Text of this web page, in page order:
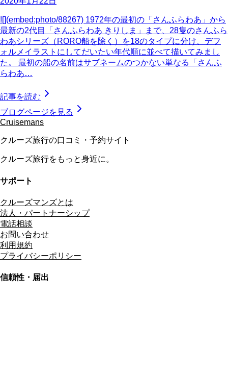
![](embed:photo/88267) 1972年の最初の「さんふらわあ」から
最新の2代目「さんふらわあ きりしま」まで、28隻のさんふら
わあシリーズ（RORO船を除く）を18のタイプに分け、デフ
ォルメイラストにしてだいたい年代順に並べて描いてみまし
た。 最初の船の名前はサブネームのつかない単なる「さんふ
らわあ…
記事を読む
ブログページを見る
Cruisemans
クルーズ旅行の口コミ・予約サイト
クルーズ旅行をもっと身近に。
サポート
クルーズマンズとは
法人・パートナーシップ
電話相談
お問い合わせ
利用規約
プライバシーポリシー
信頼性・届出